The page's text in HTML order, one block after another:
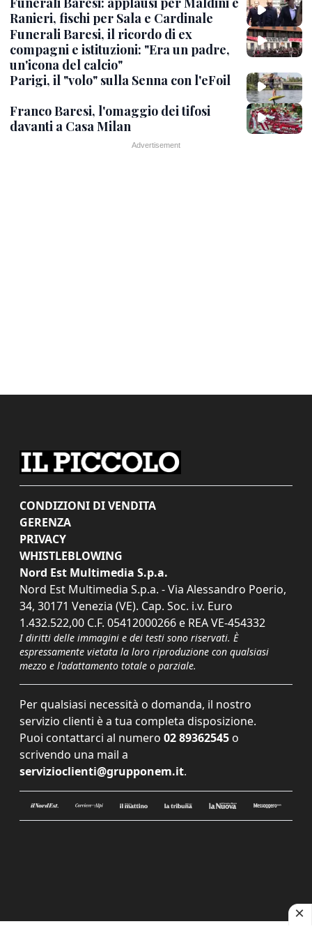
Ranieri, fischi per Sala e Cardinale
Funerali Baresi, il ricordo di ex
compagni e istituzioni: "Era un padre,
un'icona del calcio"
Parigi, il "volo" sulla Senna con l'eFoil
Franco Baresi, l'omaggio dei tifosi
davanti a Casa Milan
CONDIZIONI DI VENDITA
GERENZA
PRIVACY
WHISTLEBLOWING
Nord Est Multimedia S.p.a.
Nord Est Multimedia S.p.a. - Via Alessandro Poerio,
34, 30171 Venezia (VE). Cap. Soc. i.v. Euro
1.432.522,00 C.F. 05412000266 e REA VE-454332
I diritti delle immagini e dei testi sono riservati. È
espressamente vietata la loro riproduzione con qualsiasi
mezzo e l'adattamento totale o parziale.
Per qualsiasi necessità o domanda, il nostro
servizio clienti è a tua completa disposizione.
Puoi contattarci al numero 02 89362545 o
scrivendo una mail a
servizioclienti@grupponem.it.